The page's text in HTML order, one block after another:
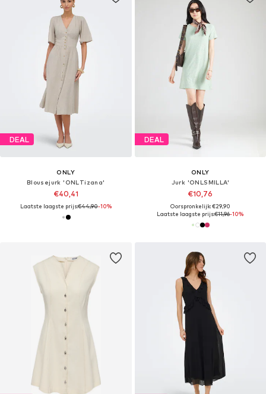
DEAL
ONLY
Blousejurk 'ONLTizana'
€40,41
Laatste laagste prijs:€44,90-10%
DEAL
ONLY
Jurk 'ONLSMILLA'
€10,76
Oorspronkelijk: €29,90
Laatste laagste prijs:€11,96-10%